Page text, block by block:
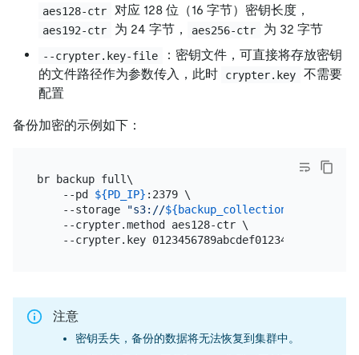
aes128-ctr 对应 128 位（16 字节）密钥长度，
aes192-ctr 为 24 字节， aes256-ctr 为 32 字节
--crypter.key-file
：密钥文件，可直接将存放密钥
的文件路径作为参数传入，此时
crypter.key
不需要
配置
备份加密的示例如下：
br backup full\
    --pd
${PD_IP} :2379 \
    --storage
"s3://${backup_collection_addr}
    --crypter.method aes128-ctr \
注意
密钥丢失，备份的数据将无法恢复到集群中。